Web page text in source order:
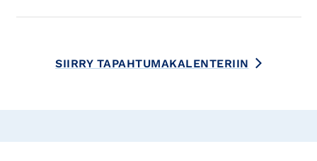
SIIRRY TAPAHTUMAKALENTERIIN